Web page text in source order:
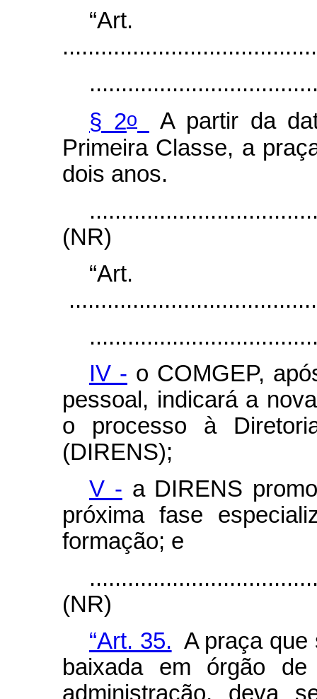
§ 2o
A partir da
Primeira Classe, a
dois anos.
(NR)
IV - o COMGEP,
pessoal, indicará a
o processo à
(DIRENS);
V - a DIRENS
próxima fase
formação; e
(NR)
“Art. 35. A praça que
baixada em órgão
administração, deva